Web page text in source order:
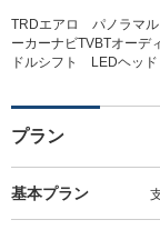
TRDエアロ パノラマ
ーカーナビTVBTオー
ドルシフト LEDヘッド
プラン
基本プラン